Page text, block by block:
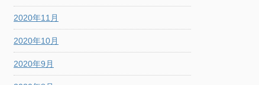
2020年11月
2020年10月
2020年9月